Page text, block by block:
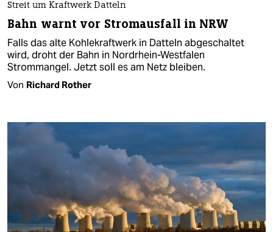
Streit um Kraftwerk Datteln
Bahn warnt vor Stromausfall in NRW
Falls das alte Kohlekraftwerk in Datteln abgeschaltet
wird, droht der Bahn in Nordrhein-Westfalen
Strommangel. Jetzt soll es am Netz bleiben.
Von Richard Rother